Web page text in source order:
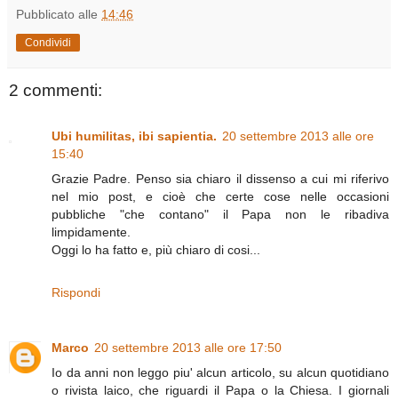
Pubblicato alle 14:46
Condividi
2 commenti:
Ubi humilitas, ibi sapientia. 20 settembre 2013 alle ore
15:40
Grazie Padre. Penso sia chiaro il dissenso a cui mi riferivo
nel mio post, e cioè che certe cose nelle occasioni
pubbliche "che contano" il Papa non le ribadiva
limpidamente.
Oggi lo ha fatto e, più chiaro di cosi...
Rispondi
Marco 20 settembre 2013 alle ore 17:50
Io da anni non leggo piu' alcun articolo, su alcun quotidiano
o rivista laico, che riguardi il Papa o la Chiesa. I giornali